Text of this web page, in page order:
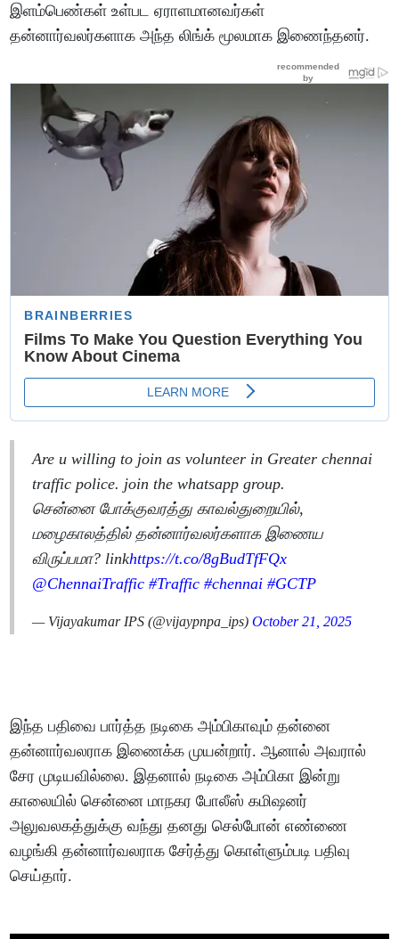
இளம்பெண்கள் உள்பட ஏராளமானவர்கள்
தன்னார்வலர்களாக அந்த லிங்க் மூலமாக இணைந்தனர்.
Are u willing to join as volunteer in Greater chennai
traffic police. join the whatsapp group.
சென்னை போக்குவரத்து காவல்துறையில்,
மழைகாலத்தில் தன்னார்வலர்களாக இணைய
விருப்பமா? linkhttps://t.co/8gBudTfFQx
@ChennaiTraffic #Traffic #chennai #GCTP
— Vijayakumar IPS (@vijaypnpa_ips)October 21, 2025
இந்த பதிவை பார்த்த நடிகை அம்பிகாவும் தன்னை
தன்னார்வலராக இணைக்க முயன்றார். ஆனால் அவரால்
சேர முடியவில்லை. இதனால் நடிகை அம்பிகா இன்று
காலையில் சென்னை மாநகர போலீஸ் கமிஷனர்
அலுவலகத்துக்கு வந்து தனது செல்போன் எண்ணை
வழங்கி தன்னார்வலராக சேர்த்து கொள்ளும்படி பதிவு
செய்தார்.